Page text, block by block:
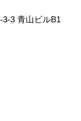
3-3 青山ビルB1